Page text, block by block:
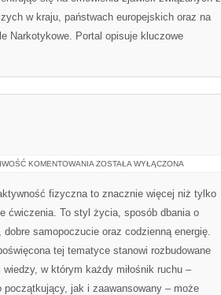
w kraju, państwach europejskich oraz na
Narkotykowe. Portal opisuje kluczowe
KOMENTOWANIA LIFESTYLE
ZOSTAŁA WYŁĄCZONA
fizyczna to znacznie więcej niż tylko
ćwiczenia. To styl życia, sposób dbania o
dobre samopoczucie oraz codzienną energię.
tej tematyce stanowi rozbudowane
wiedzy, w którym każdy miłośnik ruchu –
początkujący, jak i zaawansowany – może